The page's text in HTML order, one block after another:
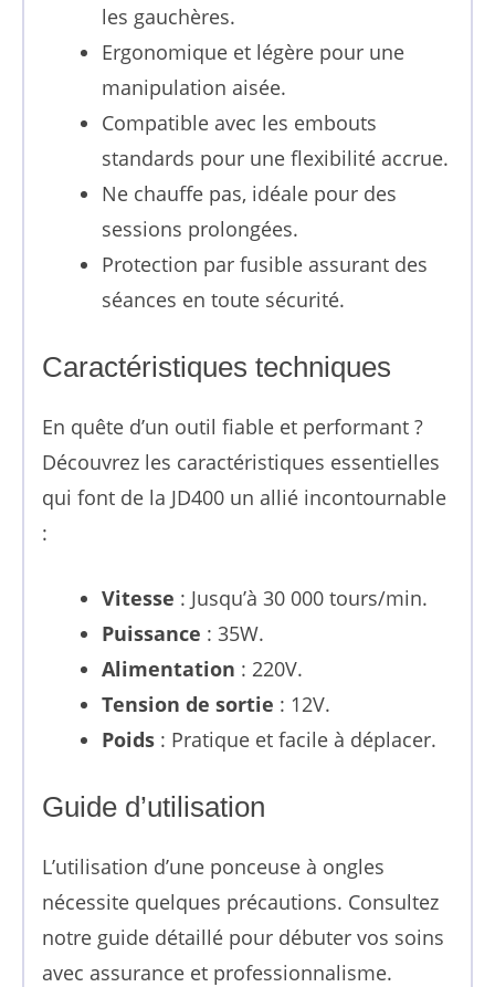
les gauchères.
Ergonomique et légère pour une
manipulation aisée.
Compatible avec les embouts
standards pour une flexibilité accrue.
Ne chauffe pas, idéale pour des
sessions prolongées.
Protection par fusible assurant des
séances en toute sécurité.
Caractéristiques techniques
En quête d’un outil fiable et performant ?
Découvrez les caractéristiques essentielles
qui font de la JD400 un allié incontournable
:
Vitesse : Jusqu’à 30 000 tours/min.
Puissance : 35W.
Alimentation : 220V.
Tension de sortie : 12V.
Poids : Pratique et facile à déplacer.
Guide d’utilisation
L’utilisation d’une ponceuse à ongles
nécessite quelques précautions. Consultez
notre guide détaillé pour débuter vos soins
avec assurance et professionnalisme.